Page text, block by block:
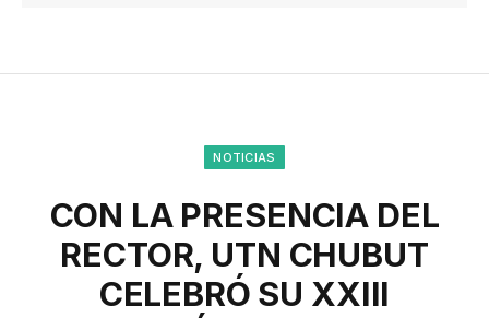
NOTICIAS
CON LA PRESENCIA DEL
RECTOR, UTN CHUBUT
CELEBRÓ SU XXIII